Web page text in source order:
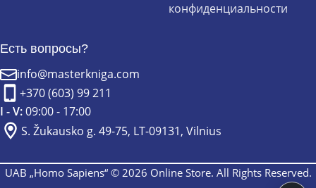
конфиденциальности
Есть вопросы?
info@masterkniga.com
+370 (603) 99 211
I - V:09:00 - 17:00
S. Žukausko g. 49-75, LT-09131, Vilnius
UAB „Homo Sapiens“ © 2026 Online Store. All Rights Reserved.